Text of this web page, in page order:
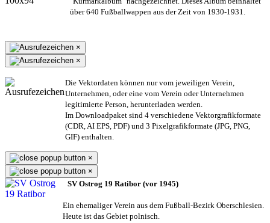
über 640 Fußballwappen aus der Zeit von 1930-1931.
×
×
Die Vektordaten können nur vom jeweiligen Verein,
Unternehmen, oder eine vom Verein oder Unternehmen
legitimierte Person, herunterladen werden.
Im Downloadpaket sind 4 verschiedene Vektorgrafikformate
(CDR, AI EPS, PDF) und 3 Pixelgrafikformate (JPG, PNG,
GIF) enthalten.
×
×
SV Ostrog 19 Ratibor (vor 1945)
Ein ehemaliger Verein aus dem Fußball-Bezirk Oberschlesien.
Heute ist das Gebiet polnisch.